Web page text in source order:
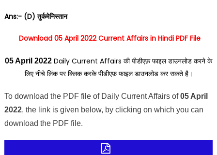
Ans:- (D) तुर्कमेनिस्तान
Download 05 April 2022 Current Affairs in Hindi PDF File
05 April 2022 Daily Current Affairs की पीडीएफ़ फाइल डाउनलोड करने के
लिए नीचे लिंक पर क्लिक करके पीडीएफ़ फाइल डाउनलोड कर सकते है।
To download the PDF file of Daily Current Affairs of05 April
2022, the link is given below, by clicking on which you can
download the PDF file.